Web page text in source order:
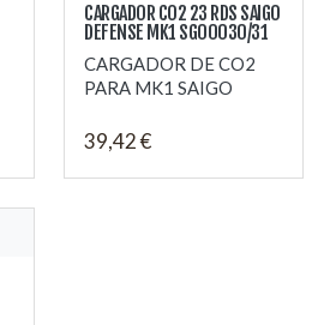
CARGADOR CO2 23 RDS SAIGO
DEFENSE MK1 SG00030/31
CARGADOR DE CO2
PARA MK1 SAIGO
39,42 €